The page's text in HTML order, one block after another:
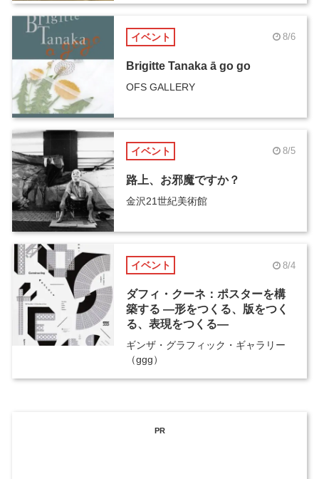
イベント 8/6
Brigitte Tanaka ā go go
OFS GALLERY
イベント 8/5
路上、お邪魔ですか？
金沢21世紀美術館
イベント 8/4
ダフィ・クーネ：ポスターを構
築する ―形をつくる、版をつく
る、表現をつくる―
ギンザ・グラフィック・ギャラリー
（ggg）
PR